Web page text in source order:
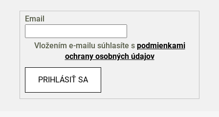
Email
Vložením e-mailu súhlasíte s podmienkami
ochrany osobných údajov
PRIHLÁSIŤ SA